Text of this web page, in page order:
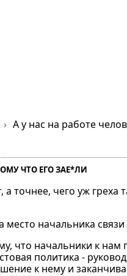
А у нас на работе
ЧТО ЕГО ЗАЕ*ЛИ
точнее, чего уж
начальника связи
что начальники к нам
политика -
к нему и